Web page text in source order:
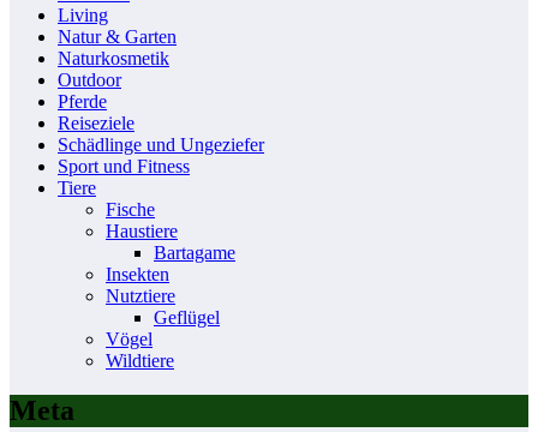
Living
Natur & Garten
Naturkosmetik
Outdoor
Pferde
Reiseziele
Schädlinge und Ungeziefer
Sport und Fitness
Tiere
Fische
Haustiere
Bartagame
Insekten
Nutztiere
Geflügel
Vögel
Wildtiere
Meta